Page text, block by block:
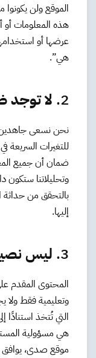
الموقع ولن
هذه المعلومات أو
عرضها أو
هي”.
2. لا توجد
نحن نسعى جاهدين
للتغيرات السريعة
ضمان أن جميع
وتحليلاتنا
بالتحقق من حداثة
إليها.
3. ليس
المحتوى المقدم
وتعليمية فقط ولا
التي تُتخذ
هي مسؤولية
موقع صدى،